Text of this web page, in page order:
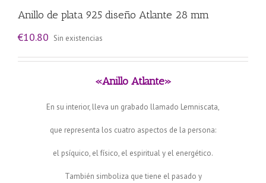
Anillo de plata 925 diseño Atlante 28 mm
€10.80 Sin existencias
«Anillo Atlante»
En su interior, lleva un grabado llamado Lemniscata,
que representa los cuatro aspectos de la persona:
el psíquico, el físico, el espiritual y el energético.
También simboliza que tiene el pasado y